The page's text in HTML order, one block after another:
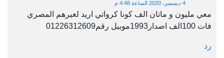
4 ديسمبر، 2020 الساعة 4:48 م
معي مليون و ماتان الف كونا كرواتي اريد لغيرهم المصري
فات 100الف اصدار1993موبيل رقم01226312609
رد